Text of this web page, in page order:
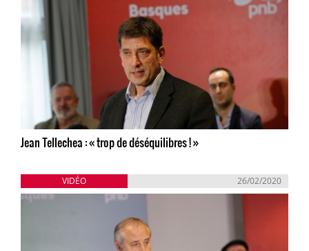
Jean Tellechea : « trop de déséquilibres ! »
VIDÉO 26/02/2020